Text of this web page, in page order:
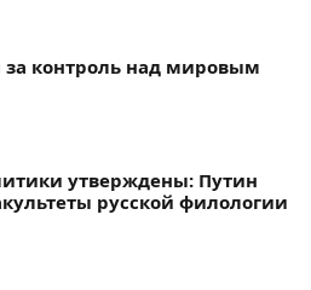
контроль над мировым
утверждены: Путин
русской филологии